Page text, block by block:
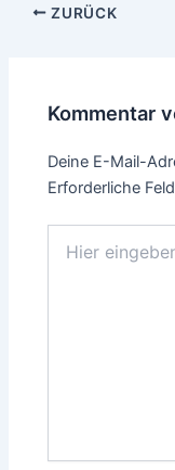
Beitragsnavigation
ZURÜCK
Kommentar
Deine E-Mail-
Erforderliche
eingeben…